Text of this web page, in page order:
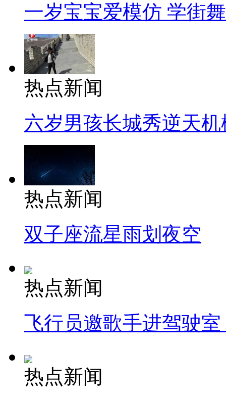
一岁宝宝爱模仿 学街
热点新闻
六岁男孩长城秀逆天机
热点新闻
双子座流星雨划夜空
热点新闻
飞行员邀歌手进驾驶
热点新闻